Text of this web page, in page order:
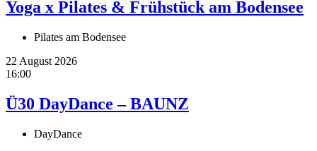
Yoga x Pilates & Frühstück am Bodensee
Pilates am Bodensee
22 August 2026
16:00
Ü30 DayDance – BAUNZ
DayDance